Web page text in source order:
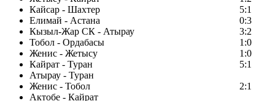
Кайсар - Шахтер
5:1
Елимай - Астана
0:3
Кызыл-Жар СК - Атырау
3:2
Тобол - Ордабасы
1:0
Женис - Жетысу
1:0
Кайрат - Туран
5:1
Атырау - Туран
Женис - Тобол
2:1
Актобе - Кайрат